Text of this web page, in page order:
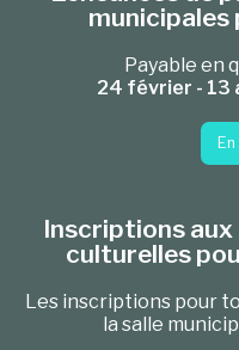
municipales
Payable en
24 février - 13
Inscriptions
culturelles
Les inscriptions pour
la salle